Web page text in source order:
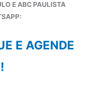
E ABC PAULISTA
E AGENDE